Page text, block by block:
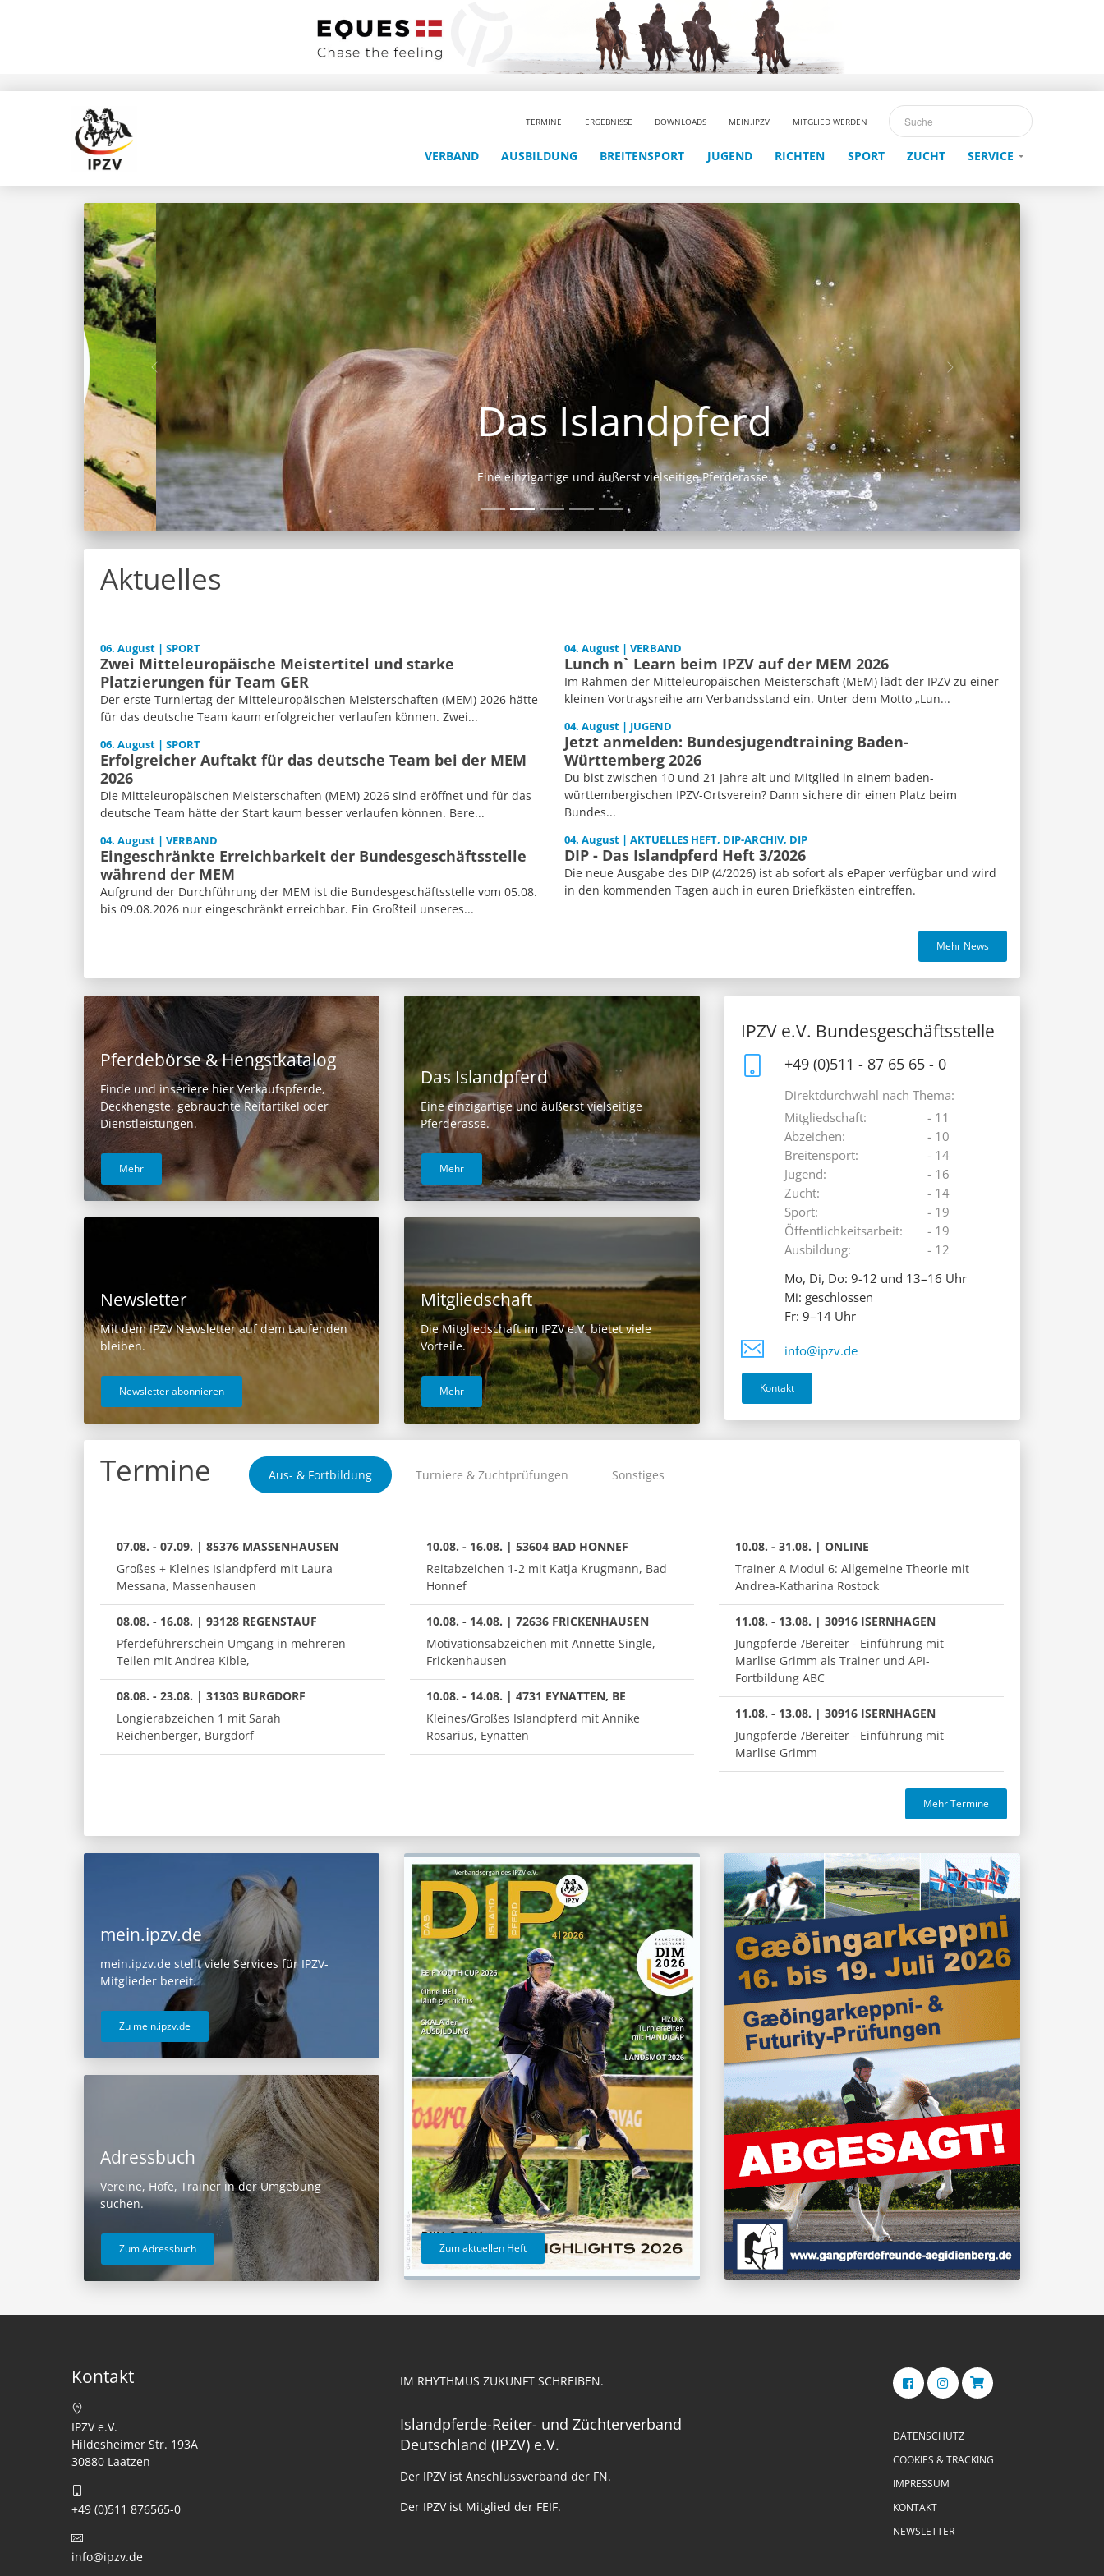
TERMINE ERGEBNISSE DOWNLOADS MEIN.IPZV MITGLIED WERDEN
VERBAND AUSBILDUNG BREITENSPORT JUGEND RICHTEN SPORT ZUCHT SERVICE
Das Islandpferd
Eine einzigartige und äußerst vielseitige Pferderasse.
Aktuelles
06. August | SPORT
Zwei Mitteleuropäische Meistertitel und starke
Platzierungen für Team GER
Der erste Turniertag der Mitteleuropäischen Meisterschaften (MEM) 2026 hätte
für das deutsche Team kaum erfolgreicher verlaufen können. Zwei...
06. August | SPORT
Erfolgreicher Auftakt für das deutsche Team bei der MEM
2026
Die Mitteleuropäischen Meisterschaften (MEM) 2026 sind eröffnet und für das
deutsche Team hätte der Start kaum besser verlaufen können. Bere...
04. August | VERBAND
Eingeschränkte Erreichbarkeit der Bundesgeschäftsstelle
während der MEM
Aufgrund der Durchführung der MEM ist die Bundesgeschäftsstelle vom 05.08.
bis 09.08.2026 nur eingeschränkt erreichbar. Ein Großteil unseres...
04. August | VERBAND
Lunch n` Learn beim IPZV auf der MEM 2026
Im Rahmen der Mitteleuropäischen Meisterschaft (MEM) lädt der IPZV zu einer
kleinen Vortragsreihe am Verbandsstand ein. Unter dem Motto „Lun...
04. August | JUGEND
Jetzt anmelden: Bundesjugendtraining Baden-
Württemberg 2026
Du bist zwischen 10 und 21 Jahre alt und Mitglied in einem baden-
württembergischen IPZV-Ortsverein? Dann sichere dir einen Platz beim
Bundes...
04. August | AKTUELLES HEFT, DIP-ARCHIV, DIP
DIP - Das Islandpferd Heft 3/2026
Die neue Ausgabe des DIP (4/2026) ist ab sofort als ePaper verfügbar und wird
in den kommenden Tagen auch in euren Briefkästen eintreffen.
Mehr News
Pferdebörse & Hengstkatalog
Finde und inseriere hier Verkaufspferde,
Deckhengste, gebrauchte Reitartikel oder
Dienstleistungen.
Mehr
Newsletter
Mit dem IPZV Newsletter auf dem Laufenden
bleiben.
Newsletter abonnieren
Das Islandpferd
Eine einzigartige und äußerst vielseitige
Pferderasse.
Mehr
Mitgliedschaft
Die Mitgliedschaft im IPZV e.V. bietet viele
Vorteile.
Mehr
IPZV e.V. Bundesgeschäftsstelle
+49 (0)511 - 87 65 65 - 0
Direktdurchwahl nach Thema:
Mitgliedschaft:
Abzeichen:
Breitensport:
Jugend:
Zucht:
Sport:
Öffentlichkeitsarbeit:
Ausbildung:
- 11
- 10
- 14
- 16
- 14
- 19
- 19
- 12
Mo, Di, Do: 9-12 und 13–16 Uhr
Mi: geschlossen
Fr: 9–14 Uhr
info@ipzv.de
Kontakt
Termine Aus- & Fortbildung Turniere & Zuchtprüfungen Sonstiges
07.08. - 07.09. | 85376 MASSENHAUSEN
Großes + Kleines Islandpferd mit Laura
Messana, Massenhausen
08.08. - 16.08. | 93128 REGENSTAUF
Pferdeführerschein Umgang in mehreren
Teilen mit Andrea Kible,
08.08. - 23.08. | 31303 BURGDORF
Longierabzeichen 1 mit Sarah
Reichenberger, Burgdorf
10.08. - 16.08. | 53604 BAD HONNEF
Reitabzeichen 1-2 mit Katja Krugmann, Bad
Honnef
10.08. - 14.08. | 72636 FRICKENHAUSEN
Motivationsabzeichen mit Annette Single,
Frickenhausen
10.08. - 14.08. | 4731 EYNATTEN, BE
Kleines/Großes Islandpferd mit Annike
Rosarius, Eynatten
10.08. - 31.08. | ONLINE
Trainer A Modul 6: Allgemeine Theorie mit
Andrea-Katharina Rostock
11.08. - 13.08. | 30916 ISERNHAGEN
Jungpferde-/Bereiter - Einführung mit
Marlise Grimm als Trainer und API-
Fortbildung ABC
11.08. - 13.08. | 30916 ISERNHAGEN
Jungpferde-/Bereiter - Einführung mit
Marlise Grimm
Mehr Termine
mein.ipzv.de
mein.ipzv.de stellt viele Services für IPZV-
Mitglieder bereit.
Zu mein.ipzv.de
Adressbuch
Vereine, Höfe, Trainer in der Umgebung
suchen.
Zum Adressbuch Zum aktuellen Heft
Kontakt
IPZV e.V.
Hildesheimer Str. 193A
30880 Laatzen
+49 (0)511 876565-0
info@ipzv.de
IM RHYTHMUS ZUKUNFT SCHREIBEN.
Islandpferde-Reiter- und Züchterverband
Deutschland (IPZV) e.V.
Der IPZV ist Anschlussverband der FN.
Der IPZV ist Mitglied der FEIF.
DATENSCHUTZ
COOKIES & TRACKING
IMPRESSUM
KONTAKT
NEWSLETTER